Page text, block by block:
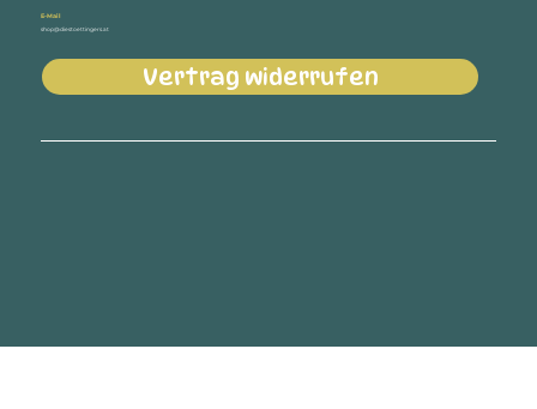
E-Mail
shop@diestoettingers.at
Vertrag widerrufen